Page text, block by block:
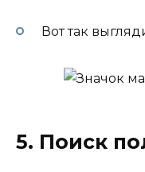
Вот так
5. Поиск